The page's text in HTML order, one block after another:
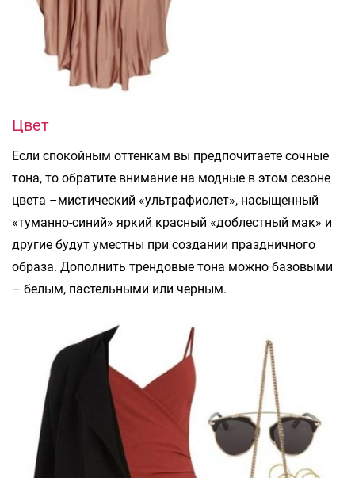
Цвет
Если спокойным оттенкам вы предпочитаете сочные
тона, то обратите внимание на модные в этом сезоне
цвета –мистический «ультрафиолет», насыщенный
«туманно-синий» яркий красный «доблестный мак» и
другие будут уместны при создании праздничного
образа. Дополнить трендовые тона можно базовыми
– белым, пастельными или черным.